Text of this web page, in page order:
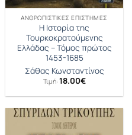
ΑΝΘΡΩΠΙΣΤΙΚΈΣ ΕΠΙΣΤΉΜΕΣ
Η Ιστορία της
Τουρκοκρατούμενης
Ελλάδας – Τόμος πρώτος
1453-1685
Σάθας Κωνσταντίνος
Τιμή: 18.00€